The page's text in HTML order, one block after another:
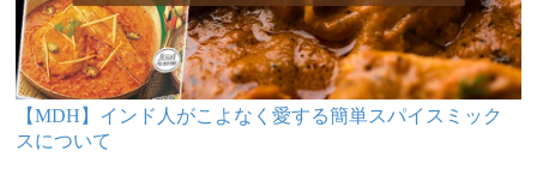
【MDH】インド人がこよなく愛する簡単スパイスミック
スについて